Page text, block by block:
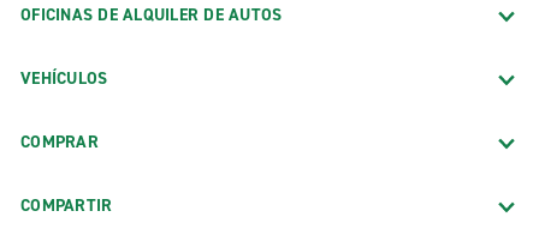
OFICINAS DE ALQUILER DE AUTOS
VEHÍCULOS
COMPRAR
COMPARTIR